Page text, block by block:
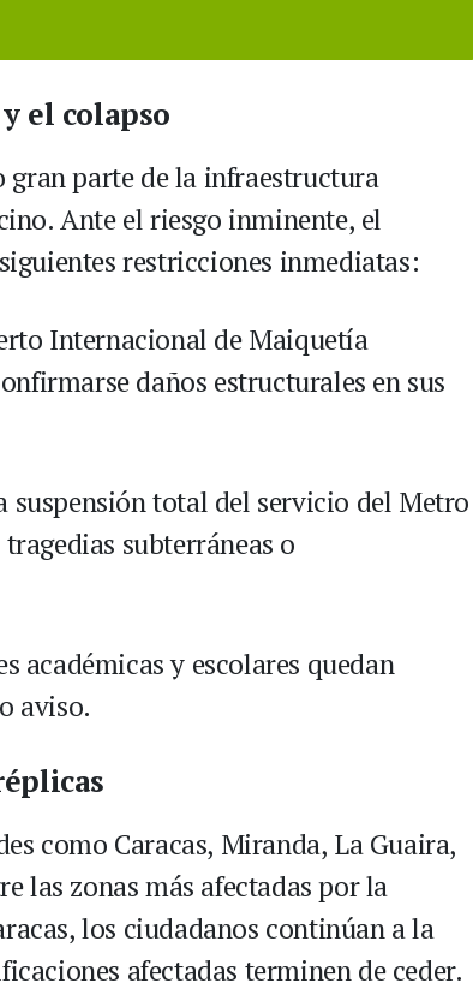
el colapso
parte de la infraestructura
Ante el riesgo inminente, el
restricciones inmediatas:
Internacional de Maiquetía
daños estructurales en sus
suspensión total del servicio del Metro
subterráneas o
académicas y escolares quedan
aviso.
como Caracas, Miranda, La Guaira,
las zonas más afectadas por la
los ciudadanos continúan a la
afectadas terminen de ceder.